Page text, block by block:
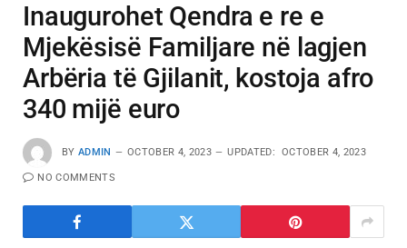
Inaugurohet Qendra e re e
Mjekësisë Familjare në lagjen
Arbëria të Gjilanit, kostoja afro
340 mijë euro
BY ADMIN OCTOBER 4, 2023 UPDATED: OCTOBER 4, 2023
NO COMMENTS